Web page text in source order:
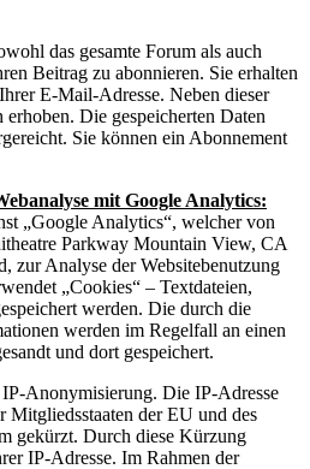
das gesamte Forum als auch
Beitrag zu abonnieren. Sie erhalten
E-Mail-Adresse. Neben dieser
Die gespeicherten Daten
Sie können ein Abonnement
mit Google Analytics:
„Google Analytics“, welcher von
Parkway Mountain View, CA
zur Analyse der Websitebenutzung
„Cookies“ – Textdateien,
werden. Die durch die
werden im Regelfall an einen
und dort gespeichert.
Anonymisierung. Die IP-Adresse
der EU und des
gekürzt. Durch diese Kürzung
IP-Adresse. Im Rahmen der